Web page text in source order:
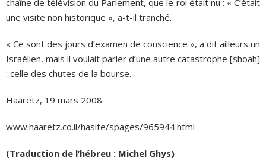
une visite non historique », a-t-il tranché.
« Ce sont des jours d’examen de conscience », a dit ailleurs un
Israélien, mais il voulait parler d’une autre catastrophe [shoah]
: celle des chutes de la bourse.
Haaretz, 19 mars 2008
www.haaretz.co.il/hasite/spages/965944.html
(Traduction de l’hébreu : Michel Ghys)